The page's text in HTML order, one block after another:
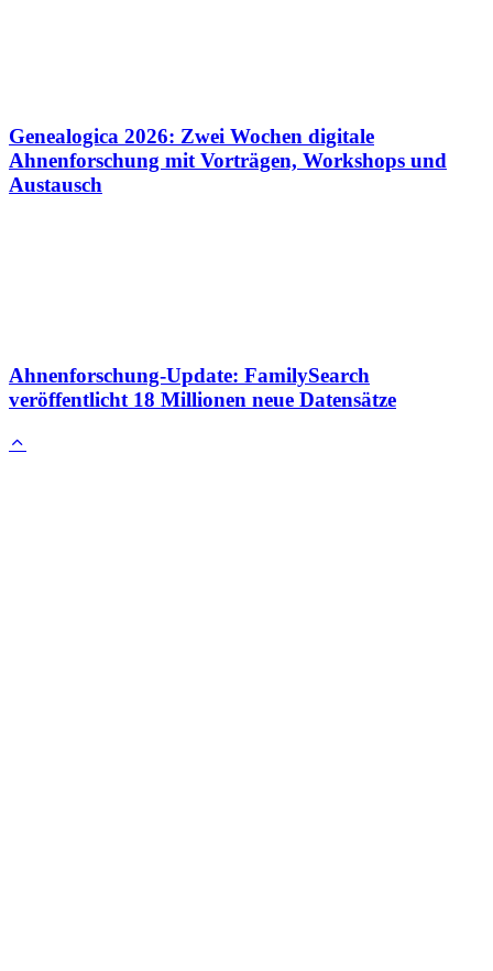
Genealogica 2026: Zwei Wochen digitale
Ahnenforschung mit Vorträgen, Workshops und
Austausch
Ahnenforschung-Update: FamilySearch
veröffentlicht 18 Millionen neue Datensätze